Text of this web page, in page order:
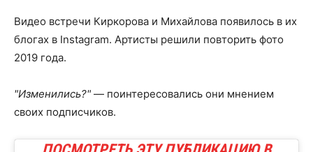
Видео встречи Киркорова и Михайлова появилось в их
блогах в Instagram. Артисты решили повторить фото
2019 года.
"Изменились?" — поинтересовались они мнением
своих подписчиков.